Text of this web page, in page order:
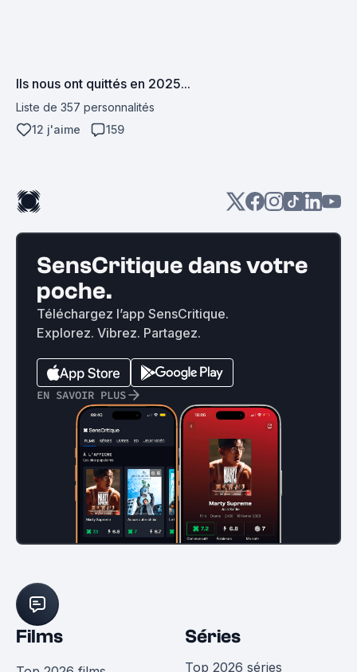
Ils nous ont quittés en 2025...
Liste de 357 personnalités
12 j'aime
159
SensCritique dans votre
poche.
Téléchargez l’app SensCritique.
Explorez. Vibrez. Partagez.
EN SAVOIR PLUS
Films Séries
Top 2026 séries